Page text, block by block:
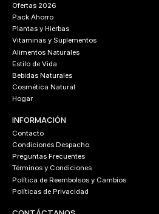
Ofertas 2026
Pack Ahorro
Plantas y Hierbas
Vitaminas y Suplementos
Alimentos Naturales
Estilo de Vida
Bebidas Naturales
Cosmética Natural
Hogar
INFORMACIÓN
Contacto
Condiciones Despacho
Preguntas Frecuentes
Términos y Condiciones
Política de Reembolsos y Cambios
Políticas de Privacidad